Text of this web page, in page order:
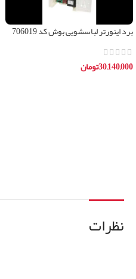
برد اینورتر لباسشویی بوش کد 706019
30,140,000تومان
نظرات